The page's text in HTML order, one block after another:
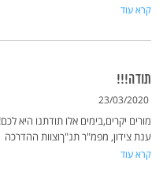
קרא עוד
תודה!!!
23/03/2020
מורים יקרים,בימים אלו תודתנו
ענת צידון, מפמ"ר תנ"ךוצוות ההדרכה
קרא עוד